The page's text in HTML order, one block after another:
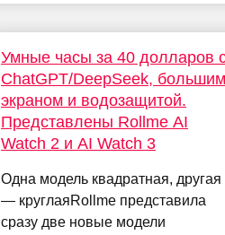
Умные часы за 40 долларов
ChatGPT/DeepSeek, большим
экраном и водозащитой.
Представлены Rollme AI
Watch 2 и AI Watch 3
Одна модель квадратная, другая
— круглаяRollme представила
сразу две новые модели